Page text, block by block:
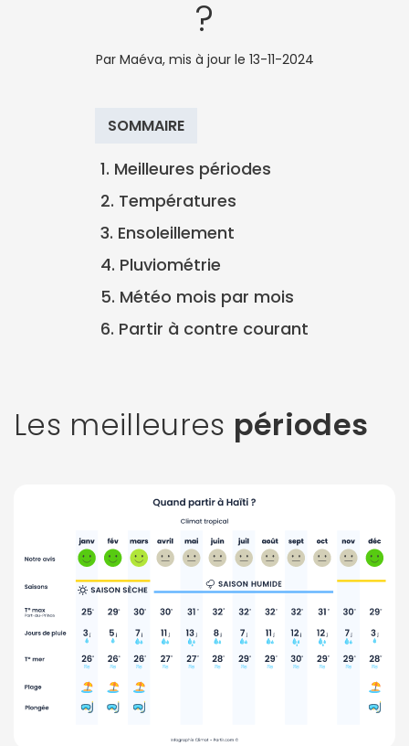
?
Par Maéva, mis à jour le 13-11-2024
SOMMAIRE
1. Meilleures périodes
2. Températures
3. Ensoleillement
4. Pluviométrie
5. Météo mois par mois
6. Partir à contre courant
Les meilleures périodes